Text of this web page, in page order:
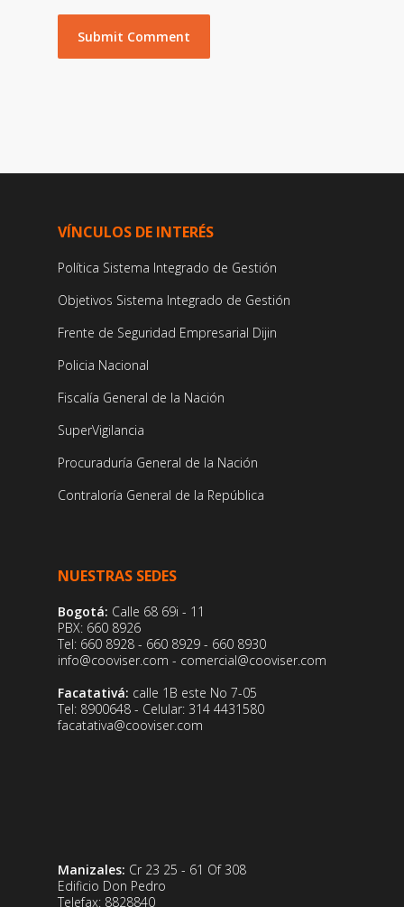
VÍNCULOS DE INTERÉS
Política Sistema Integrado de Gestión
Objetivos Sistema Integrado de Gestión
Frente de Seguridad Empresarial Dijin
Policia Nacional
Fiscalía General de la Nación
SuperVigilancia
Procuraduría General de la Nación
Contraloría General de la República
NUESTRAS SEDES
Bogotá: Calle 68 69i - 11
PBX: 660 8926
Tel: 660 8928 - 660 8929 - 660 8930
info@cooviser.com - comercial@cooviser.com
Facatativá: calle 1B este No 7-05
Tel: 8900648 - Celular: 314 4431580
facatativa@cooviser.com
Manizales: Cr 23 25 - 61 Of 308
Edificio Don Pedro
Telefax: 8828840